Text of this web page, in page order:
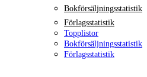
Bokförsäljningsstatistik
Förlagsstatistik
Topplistor
Bokförsäljningsstatistik
Förlagsstatistik